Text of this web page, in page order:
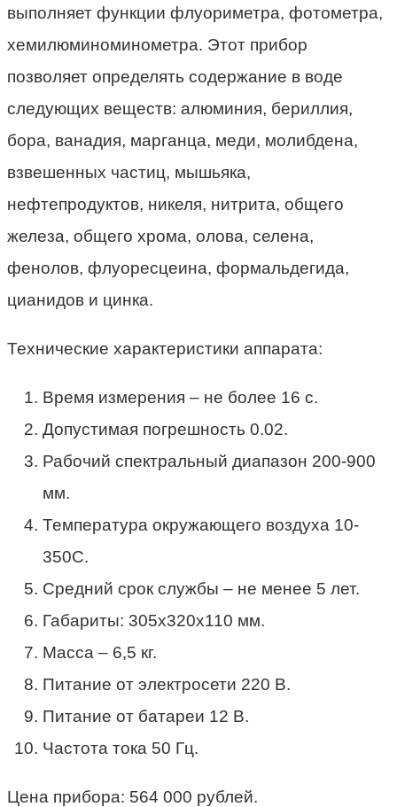
выполняет функции флуориметра, фотометра,
хемилюминоминометра. Этот прибор
позволяет определять содержание в воде
следующих веществ: алюминия, бериллия,
бора, ванадия, марганца, меди, молибдена,
взвешенных частиц, мышьяка,
нефтепродуктов, никеля, нитрита, общего
железа, общего хрома, олова, селена,
фенолов, флуоресцеина, формальдегида,
цианидов и цинка.
Технические характеристики аппарата:
Время измерения – не более 16 с.
Допустимая погрешность 0.02.
Рабочий спектральный диапазон 200-900
мм.
Температура окружающего воздуха 10-
350С.
Средний срок службы – не менее 5 лет.
Габариты: 305х320х110 мм.
Масса – 6,5 кг.
Питание от электросети 220 В.
Питание от батареи 12 В.
Частота тока 50 Гц.
Цена прибора: 564 000 рублей.